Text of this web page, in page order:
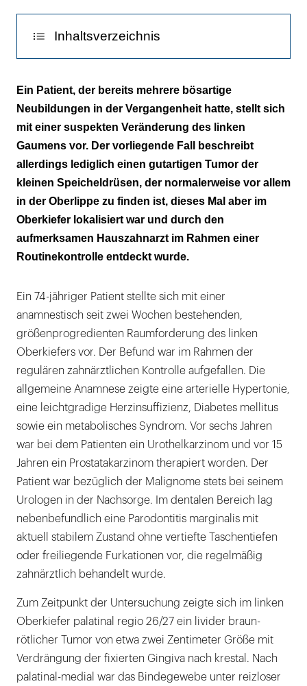
Inhaltsverzeichnis
Diskussion
Literaturliste
Ein Patient, der bereits mehrere bösartige
Neubildungen in der Vergangenheit hatte, stellt sich
mit einer suspekten Veränderung des linken
Gaumens vor. Der vorliegende Fall beschreibt
allerdings lediglich einen gutartigen Tumor der
kleinen Speicheldrüsen, der normalerweise vor allem
in der Oberlippe zu finden ist, dieses Mal aber im
Oberkiefer lokalisiert war und durch den
aufmerksamen Hauszahnarzt im Rahmen einer
Routinekontrolle entdeckt wurde.
Ein 74-jähriger Patient stellte sich mit einer
anamnestisch seit zwei Wochen bestehenden,
größenprogredienten Raumforderung des linken
Oberkiefers vor. Der Befund war im Rahmen der
regulären zahnärztlichen Kontrolle aufgefallen. Die
allgemeine Anamnese zeigte eine arterielle Hypertonie,
eine leichtgradige Herzinsuffizienz, Diabetes mellitus
sowie ein metabolisches Syndrom. Vor sechs Jahren
war bei dem Patienten ein Urothelkarzinom und vor 15
Jahren ein Prostatakarzinom therapiert worden. Der
Patient war bezüglich der Malignome stets bei seinem
Urologen in der Nachsorge. Im dentalen Bereich lag
nebenbefundlich eine Parodontitis marginalis mit
aktuell stabilem Zustand ohne vertiefte Taschentiefen
oder freiliegende Furkationen vor, die regelmäßig
zahnärztlich behandelt wurde.
Zum Zeitpunkt der Untersuchung zeigte sich im linken
Oberkiefer palatinal regio 26/27 ein livider braun-
rötlicher Tumor von etwa zwei Zentimeter Größe mit
Verdrängung der fixierten Gingiva nach krestal. Nach
palatinal-medial war das Bindegewebe unter reizloser